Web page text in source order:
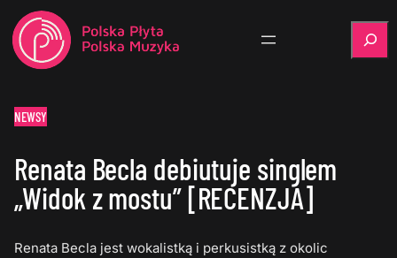
NEWSY
Renata Becla debiutuje singlem
„Widok z mostu” [RECENZJA]
Renata Becla jest wokalistką i perkusistką z okolic